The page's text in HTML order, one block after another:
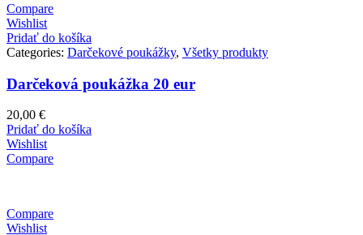
Compare
Wishlist
Pridať do košíka
Categories: Darčekové poukážky, Všetky produkty
Darčeková poukážka 20 eur
20,00 €
Pridať do košíka
Wishlist
Compare
Compare
Wishlist